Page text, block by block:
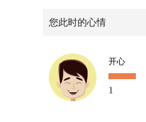
您此时的心情
开心
1